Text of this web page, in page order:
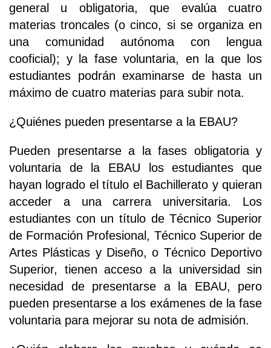
general u obligatoria, que evalúa cuatro
materias troncales (o cinco, si se organiza en
una comunidad autónoma con lengua
cooficial); y la fase voluntaria, en la que los
estudiantes podrán examinarse de hasta un
máximo de cuatro materias para subir nota.
¿Quiénes pueden presentarse a la EBAU?
Pueden presentarse a la fases obligatoria y
voluntaria de la EBAU los estudiantes que
hayan logrado el título el Bachillerato y quieran
acceder a una carrera universitaria. Los
estudiantes con un título de Técnico Superior
de Formación Profesional, Técnico Superior de
Artes Plásticas y Diseño, o Técnico Deportivo
Superior, tienen acceso a la universidad sin
necesidad de presentarse a la EBAU, pero
pueden presentarse a los exámenes de la fase
voluntaria para mejorar su nota de admisión.